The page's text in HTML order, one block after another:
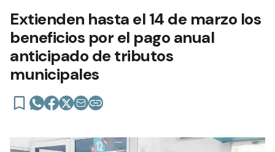
Extienden hasta el 14 de marzo los
beneficios por el pago anual
anticipado de tributos
municipales